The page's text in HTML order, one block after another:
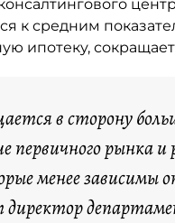
к средним
ипотеку,
в сторону
первичного рынка
менее зависимы